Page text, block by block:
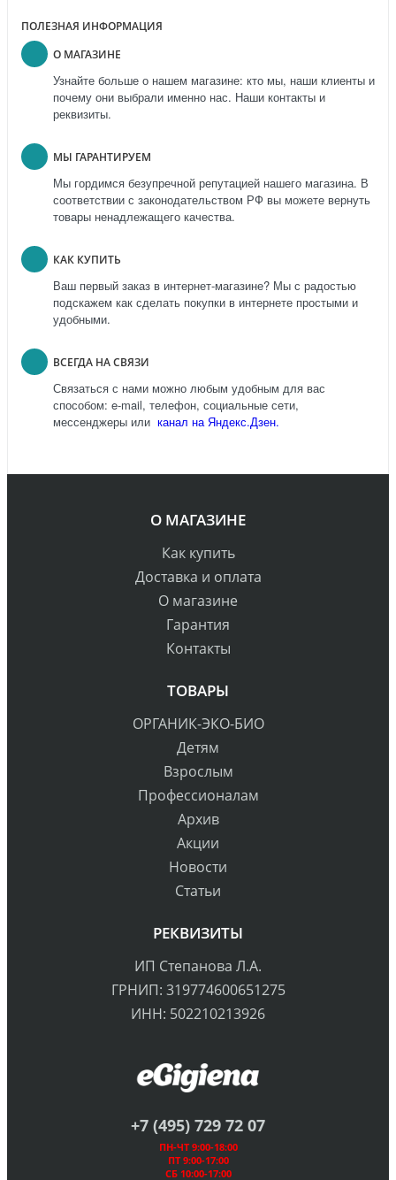
ПОЛЕЗНАЯ ИНФОРМАЦИЯ
О МАГАЗИНЕ
Узнайте больше о нашем магазине: кто мы, наши клиенты и
почему они выбрали именно нас. Наши контакты и
реквизиты.
МЫ ГАРАНТИРУЕМ
Мы гордимся безупречной репутацией нашего магазина. В
соответствии с законодательством РФ вы можете вернуть
товары ненадлежащего качества.
КАК КУПИТЬ
Ваш первый заказ в интернет-магазине? Мы с радостью
подскажем как сделать покупки в интернете простыми и
удобными.
ВСЕГДА НА СВЯЗИ
Связаться с нами можно любым удобным для вас
способом: e-mail, телефон, социальные сети,
мессенджеры или канал на Яндекс.Дзен.
О МАГАЗИНЕ
Как купить
Доставка и оплата
О магазине
Гарантия
Контакты
ТОВАРЫ
ОРГАНИК-ЭКО-БИО
Детям
Взрослым
Профессионалам
Архив
Акции
Новости
Статьи
РЕКВИЗИТЫ
ИП Степанова Л.А.
ГРНИП: 319774600651275
ИНН: 502210213926
+7 (495) 729 72 07
ПН-ЧТ 9:00-18:00
ПТ 9:00-17:00
СБ 10:00-17:00